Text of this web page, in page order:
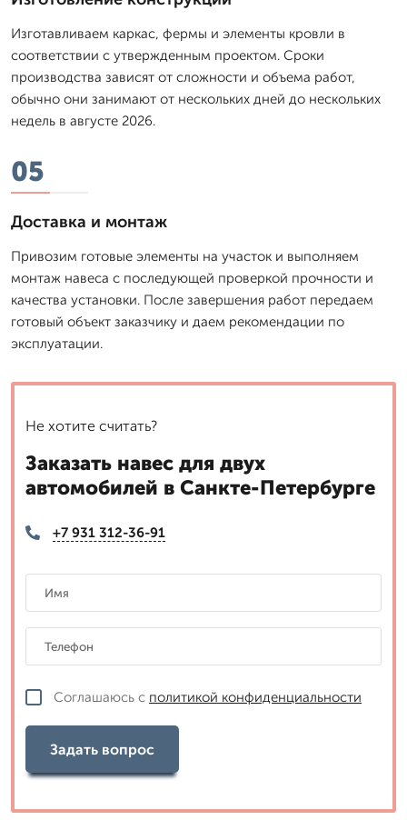
Изготавливаем каркас, фермы и элементы кровли в
соответствии с утвержденным проектом. Сроки
производства зависят от сложности и объема работ,
обычно они занимают от нескольких дней до нескольких
недель в августе 2026.
05
Доставка и монтаж
Привозим готовые элементы на участок и выполняем
монтаж навеса с последующей проверкой прочности и
качества установки. После завершения работ передаем
готовый объект заказчику и даем рекомендации по
эксплуатации.
Не хотите считать?
Заказать навес для двух
автомобилей в Санкте-Петербурге
+7 931 312-36-91
Соглашаюсь с политикой конфиденциальности
Задать вопрос